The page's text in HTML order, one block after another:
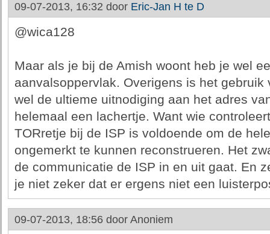
09-07-2013, 16:32 door Eric-Jan H te D
@wica128
Maar als je bij de Amish woont heb je wel
aanvalsoppervlak. Overigens is het gebruik
wel de ultieme uitnodiging aan het adres
helemaal een lachertje. Want wie
TORretje bij de ISP is voldoende om de
ongemerkt te kunnen reconstrueren. Het
de communicatie de ISP in en uit gaat. En
je niet zeker dat er ergens niet een
09-07-2013, 18:56 door Anoniem